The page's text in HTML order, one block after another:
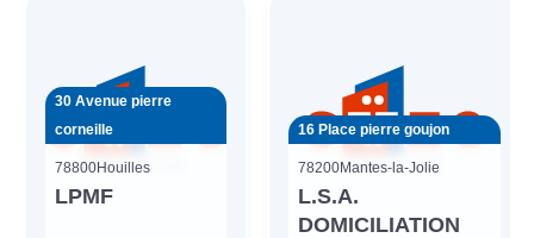
30 Avenue pierre
corneille
78800Houilles
LPMF
16 Place pierre goujon
78200Mantes-la-Jolie
L.S.A.
DOMICILIATION